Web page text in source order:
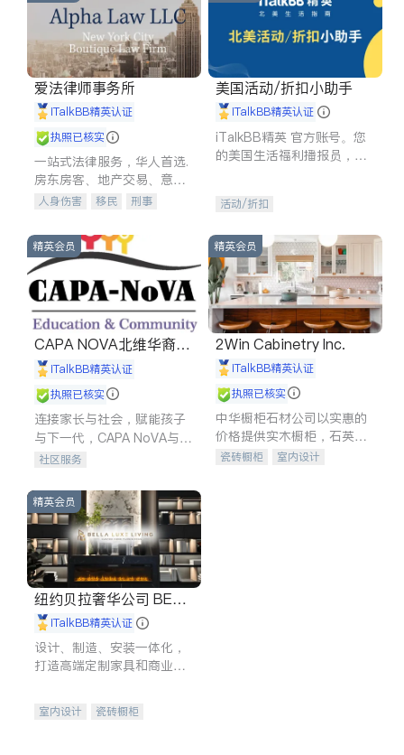
爱法律师事务所
iTalkBB精英认证
执照已核实
一站式法律服务，华人首选.
房东房客、地产交易、意外
伤害、车祸重伤、商业诉
建筑合同、刑事案件全包办
人身伤害 移民
刑事
信托/遗嘱
商业
索赔
律师-其它 保释
美国活动/折扣小助手
iTalkBB精英认证
iTalkBB精英 官方账号。您
的美国生活福利播报员，精
专属福利。
活动/折扣
精英会员
CAPA NOVA北维华裔家
长会iTalkBB精英认证
执照已核实
连接家长与社会，赋能孩子
与下一代，CAPA NoVA与您
携手建设包容、公平、充满
社区服务
精英会员
2Win Cabinetry Inc.
iTalkBB精英认证
执照已核实
中华橱柜石材公司以实惠的
价格提供实木橱柜，石英石
台面，多种优质不锈钢水
瓷砖橱柜
室内设计
精英会员
纽约贝拉奢华公司 BELL
A LUXE
iTalkBB精英认证
设计、制造、安装一体化，
打造高端定制家具和商业空
室内设计
瓷砖橱柜